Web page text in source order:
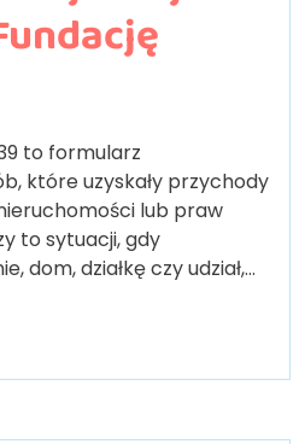
to formularz
które uzyskały przychody
lub praw
to sytuacji, gdy
dom, działkę czy udział,…